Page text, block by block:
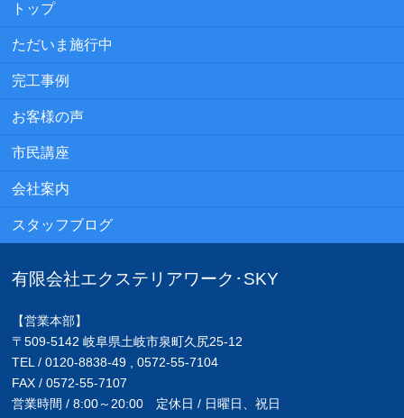
トップ
ただいま施行中
完工事例
お客様の声
市民講座
会社案内
スタッフブログ
有限会社エクステリアワーク･SKY
【営業本部】
〒509-5142 岐阜県土岐市泉町久尻25-12
TEL / 0120-8838-49 , 0572-55-7104
FAX / 0572-55-7107
営業時間 / 8:00～20:00 定休日 / 日曜日、祝日